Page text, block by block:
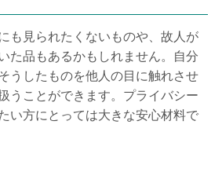
も見られたくないものや、故人が
た品もあるかもしれません。自分
うしたものを他人の目に触れさせ
うことができます。プライバシー
い方にとっては大きな安心材料で